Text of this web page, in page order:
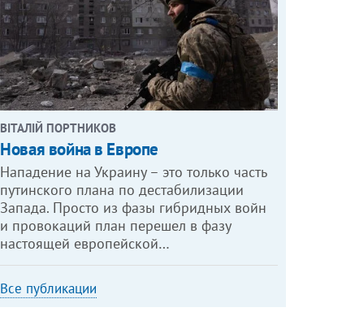
ВІТАЛІЙ ПОРТНИКОВ
Новая война в Европе
Нападение на Украину – это только часть
путинского плана по дестабилизации
Запада. Просто из фазы гибридных войн
и провокаций план перешел в фазу
настоящей европейской…
Все публикации